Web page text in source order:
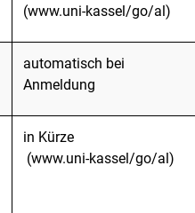
(www.uni-kassel/go/al)
automatisch bei
Anmeldung
in Kürze
(www.uni-kassel/go/al)